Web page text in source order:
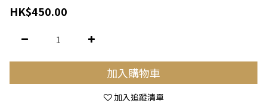
HK$450.00
加入購物車
加入追蹤清單